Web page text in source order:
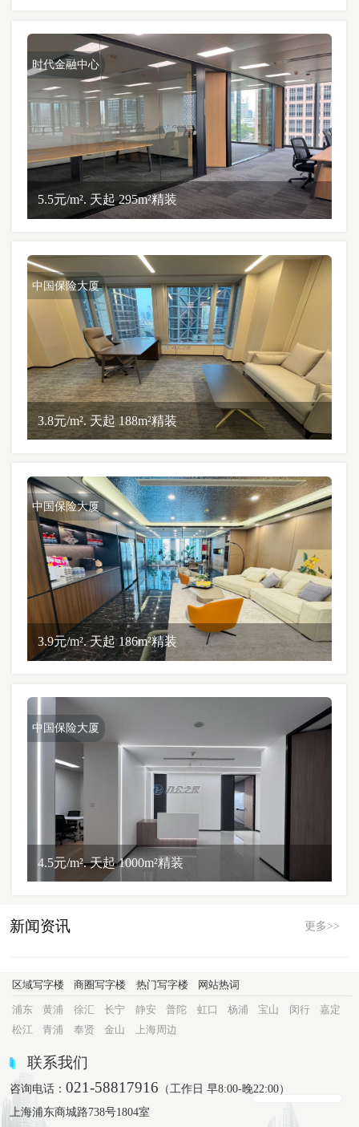
时代金融中心
5.5元/m². 天起 295m²精装
中国保险大厦
3.8元/m². 天起 188m²精装
中国保险大厦
3.9元/m². 天起 186m²精装
中国保险大厦
4.5元/m². 天起 1000m²精装
新闻资讯 更多>>
区域写字楼 商圈写字楼 热门写字楼 网站热词
浦东 黄浦 徐汇 长宁 静安 普陀 虹口 杨浦 宝山 闵行
嘉定
松江
青浦 奉贤 金山 上海周边
联系我们
咨询电话：021-58817916 （工作日 早8:00-晚22:00）
上海浦东商城路738号1804室